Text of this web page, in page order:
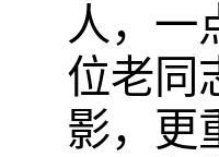
人，一
位老同
影，更